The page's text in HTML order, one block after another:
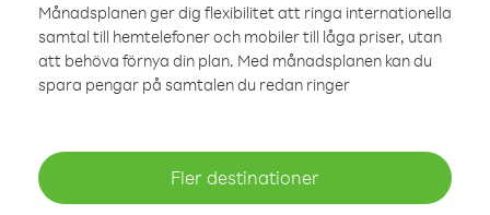
Månadsplanen ger dig flexibilitet att ringa internationella
samtal till hemtelefoner och mobiler till låga priser, utan
att behöva förnya din plan. Med månadsplanen kan du
spara pengar på samtalen du redan ringer
Fler destinationer